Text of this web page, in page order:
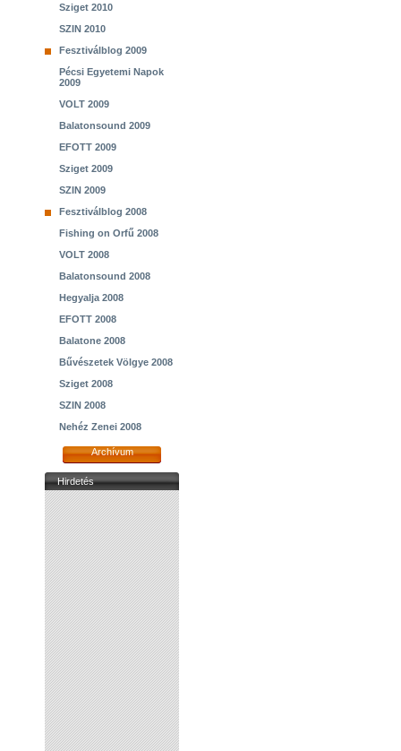
Sziget 2010
SZIN 2010
Fesztiválblog 2009
Pécsi Egyetemi Napok
2009
VOLT 2009
Balatonsound 2009
EFOTT 2009
Sziget 2009
SZIN 2009
Fesztiválblog 2008
Fishing on Orfű 2008
VOLT 2008
Balatonsound 2008
Hegyalja 2008
EFOTT 2008
Balatone 2008
Bűvészetek Völgye 2008
Sziget 2008
SZIN 2008
Nehéz Zenei 2008
Archívum
Hirdetés